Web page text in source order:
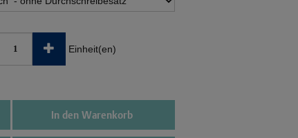
Einheit(en)
In den Warenkorb